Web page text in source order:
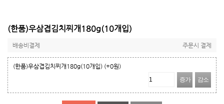
(한품)우삼겹김치찌개180g(10개입)
배송비결제 주문시 결제
(한품)우삼겹김치찌개180g(10개입) (+0원)
증가
감소